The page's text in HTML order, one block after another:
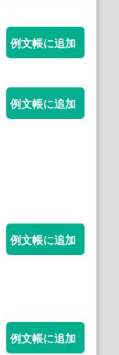
例文帳に追加
例文帳に追加
例文帳に追加
例文帳に追加